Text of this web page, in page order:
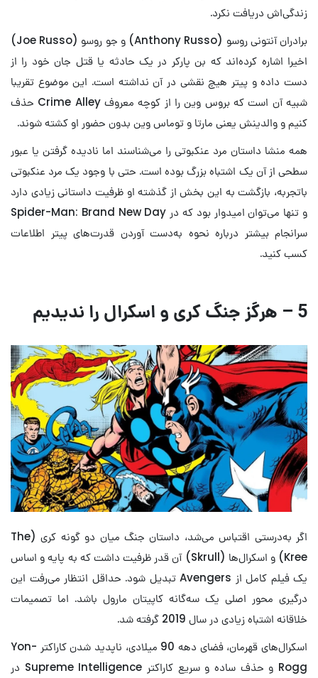
زندگی‌اش دریافت نکرد.
برادران آنتونی روسو (Anthony Russo) و جو روسو (Joe Russo)
اخیرا اشاره کرده‌اند که بن پارکر در یک حادثه یا قتل جان خود را از
دست داده و پیتر هیچ نقشی در آن نداشته است. این موضوع تقریبا
شبیه آن است که بروس وین را از کوچه معروف Crime Alley حذف
کنیم و والدینش یعنی مارتا و توماس وین بدون حضور او کشته شوند.
همه منشا داستان مرد عنکبوتی را می‌شناسند اما نادیده گرفتن یا عبور
سطحی از آن یک اشتباه بزرگ بوده است. حتی با وجود یک مرد عنکبوتی
باتجربه، بازگشت به این بخش از گذشته او ظرفیت داستانی زیادی دارد
و تنها می‌توان امیدوار بود که در Spider-Man: Brand New Day
سرانجام بیشتر درباره نحوه به‌دست آوردن قدرت‌های پیتر اطلاعات
کسب کنید.
5 – هرگز جنگ کری و اسکرال را ندیدیم
اگر به‌درستی اقتباس می‌شد، داستان جنگ میان دو گونه کری (The
Kree) و اسکرال‌ها (Skrull) آن قدر ظرفیت داشت که به پایه و اساس
یک فیلم کامل از Avengers تبدیل شود. حداقل انتظار می‌رفت این
درگیری محور اصلی یک سه‌گانه کاپیتان مارول باشد. اما تصمیمات
خلاقانه اشتباه زیادی در سال 2019 گرفته شد.
اسکرال‌های قهرمان، فضای دهه 90 میلادی، ناپدید شدن کاراکتر Yon-
Rogg و حذف ساده و سریع کاراکتر Supreme Intelligence در